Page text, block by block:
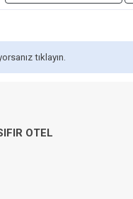
tıklayın.
OTEL